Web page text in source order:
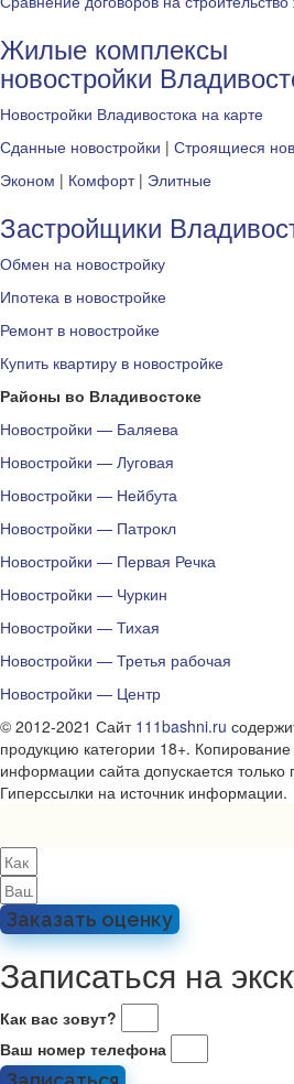
Жилые комплексы
новостройки
Новостройки Владивостока на карте
Сданные новостройки | Строящиеся
Эконом | Комфорт| Элитные
Застройщики
Обмен на новостройку
Ипотека в новостройке
Ремонт в новостройке
Купить квартиру в новостройке
Районы во Владивостоке
Новостройки — Баляева
Новостройки — Луговая
Новостройки — Нейбута
Новостройки — Патрокл
Новостройки — Первая Речка
Новостройки — Чуркин
Новостройки — Тихая
Новостройки — Третья рабочая
Новостройки — Центр
© 2012-2021 Сайт 111bashni.ru
продукцию категории 18+.
информации сайта допускается только
Гиперссылки на источник информации.
Заказать оценку
Записаться на
Как вас зовут?
Ваш номер телефона